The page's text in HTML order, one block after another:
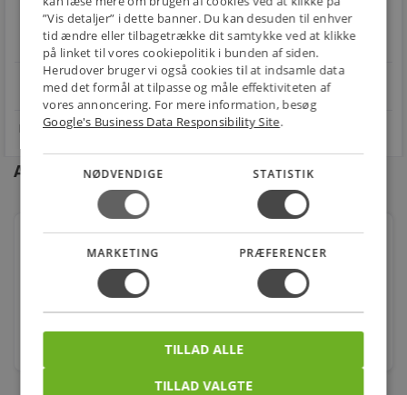
Handle trygt hos
os
FRAGT
Fra 29,00 kr.
RETUR
Nem returnering
star4.1 på Trustpilot 11,691 anmeldelser
Andre kunder købte også
Helvar Digidim454 Lysdæmper bag/forkant 4x500W
Varenr.: 8867606652
10.687,00 kr.
”Vis detaljer” i dette banner. Du kan desuden til enhver
tid ændre eller tilbagetrække dit samtykke ved at klikke
på linket til vores cookiepolitik i bunden af siden.
Herudover bruger vi også cookies til at indsamle data
med det formål at tilpasse og måle effektiviteten af
vores annoncering. For mere information, besøg
Google's Business Data Responsibility Site.
NØDVENDIGE STATISTIK
MARKETING PRÆFERENCER
TILLAD VALGTE
TILLAD ALLE